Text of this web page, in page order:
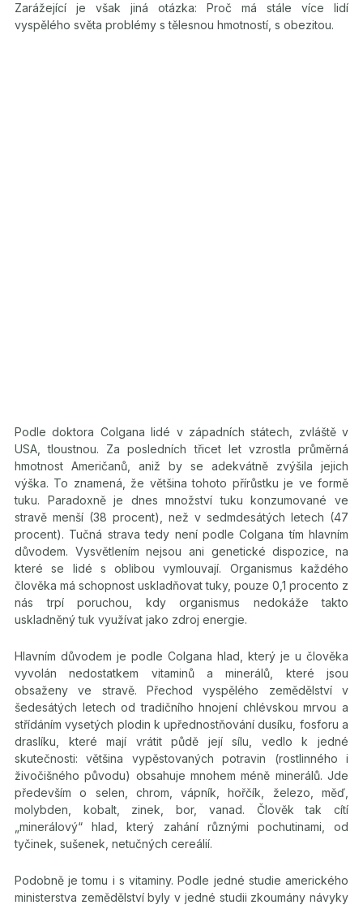
Zarážející je však jiná otázka: Proč má stále více lidí
vyspělého světa problémy s tělesnou hmotností, s obezitou.
Podle doktora Colgana lidé v západních státech, zvláště v
USA, tloustnou. Za posledních třicet let vzrostla průměrná
hmotnost Američanů, aniž by se adekvátně zvýšila jejich
výška. To znamená, že většina tohoto přírůstku je ve formě
tuku. Paradoxně je dnes množství tuku konzumované ve
stravě menší (38 procent), než v sedmdesátých letech (47
procent). Tučná strava tedy není podle Colgana tím hlavním
důvodem. Vysvětlením nejsou ani genetické dispozice, na
které se lidé s oblibou vymlouvají. Organismus každého
člověka má schopnost uskladňovat tuky, pouze 0,1 procento z
nás trpí poruchou, kdy organismus nedokáže takto
uskladněný tuk využívat jako zdroj energie.
Hlavním důvodem je podle Colgana hlad, který je u člověka
vyvolán nedostatkem vitaminů a minerálů, které jsou
obsaženy ve stravě. Přechod vyspělého zemědělství v
šedesátých letech od tradičního hnojení chlévskou mrvou a
střídáním vysetých plodin k upřednostňování dusíku, fosforu a
draslíku, které mají vrátit půdě její sílu, vedlo k jedné
skutečnosti: většina vypěstovaných potravin (rostlinného i
živočišného původu) obsahuje mnohem méně minerálů. Jde
především o selen, chrom, vápník, hořčík, železo, měď,
molybden, kobalt, zinek, bor, vanad. Člověk tak cítí
„minerálový“ hlad, který zahání různými pochutinami, od
tyčinek, sušenek, netučných cereálií.
Podobně je tomu i s vitaminy. Podle jedné studie amerického
ministerstva zemědělství byly v jedné studii zkoumány návyky